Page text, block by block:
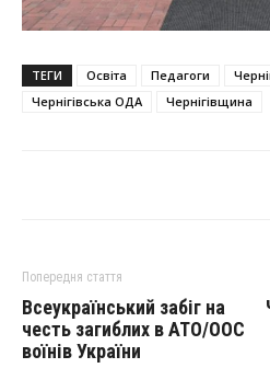
ТЕГИ Освіта Педагоги
Чернігівська ОДА
Чернігівщина
Попередня стаття
Всеукраїнський забіг на
честь загиблих в АТО/ООС
воїнів України